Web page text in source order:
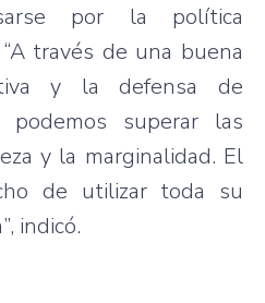
por la política
través de una buena
y ladefensa de
podemos superar las
y la marginalidad. El
de utilizar toda su
, indicó.